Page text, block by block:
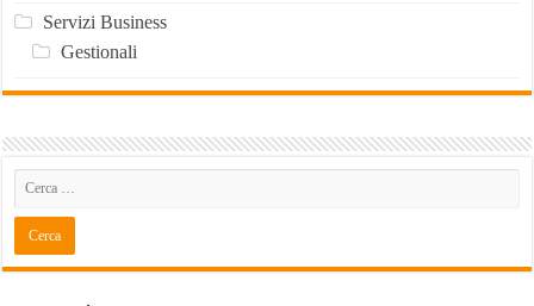
Servizi Business
Gestionali